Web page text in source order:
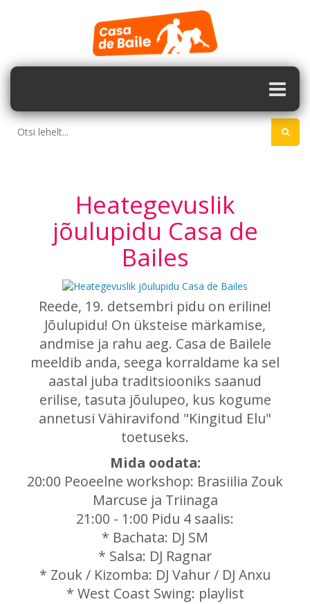
Heategevuslik
jõulupidu Casa de
Bailes
Reede, 19. detsembri pidu on eriline!
Jõulupidu! On üksteise märkamise,
andmise ja rahu aeg. Casa de Bailele
meeldib anda, seega korraldame ka sel
aastal juba traditsiooniks saanud
erilise, tasuta jõulupeo, kus kogume
annetusi Vähiravifond "Kingitud Elu"
toetuseks.
Mida oodata:
20:00 Peoeelne workshop: Brasiilia Zouk
Marcuse ja Triinaga
21:00 - 1:00 Pidu 4 saalis:
* Bachata: DJ SM
* Salsa: DJ Ragnar
* Zouk / Kizomba: DJ Vahur / DJ Anxu
* West Coast Swing: playlist